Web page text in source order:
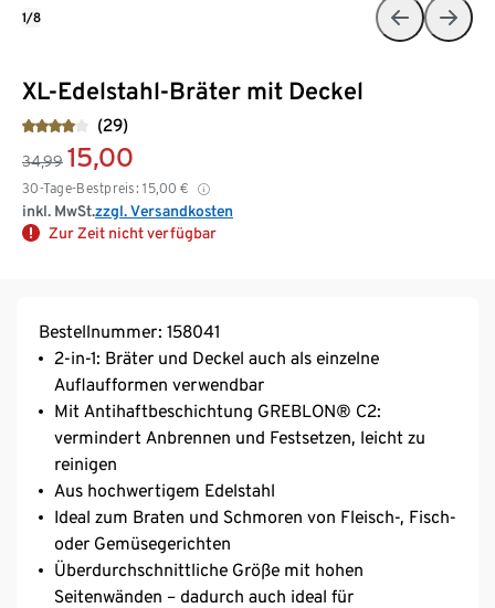
XL-Edelstahl-Bräter mit Deckel
(29)
34,99 15,00
30-Tage-Bestpreis: 15,00 €
inkl. MwSt.zzgl. Versandkosten
Zur Zeit nicht verfügbar
1/8
Bestellnummer: 158041
2-in-1: Bräter und Deckel auch als einzelne
Auflaufformen verwendbar
Mit Antihaftbeschichtung GREBLON® C2:
vermindert Anbrennen und Festsetzen, leicht zu
reinigen
Aus hochwertigem Edelstahl
Ideal zum Braten und Schmoren von Fleisch-, Fisch-
oder Gemüsegerichten
Überdurchschnittliche Größe mit hohen
Seitenwänden – dadurch auch ideal für